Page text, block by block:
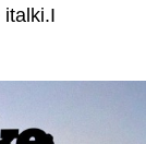
italki.I